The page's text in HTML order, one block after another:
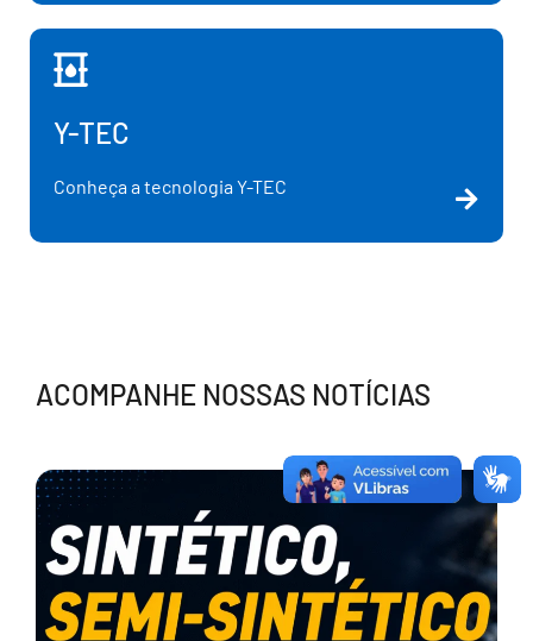
Y-TEC
Conheça a tecnologia Y-TEC
ACOMPANHE NOSSAS NOTÍCIAS